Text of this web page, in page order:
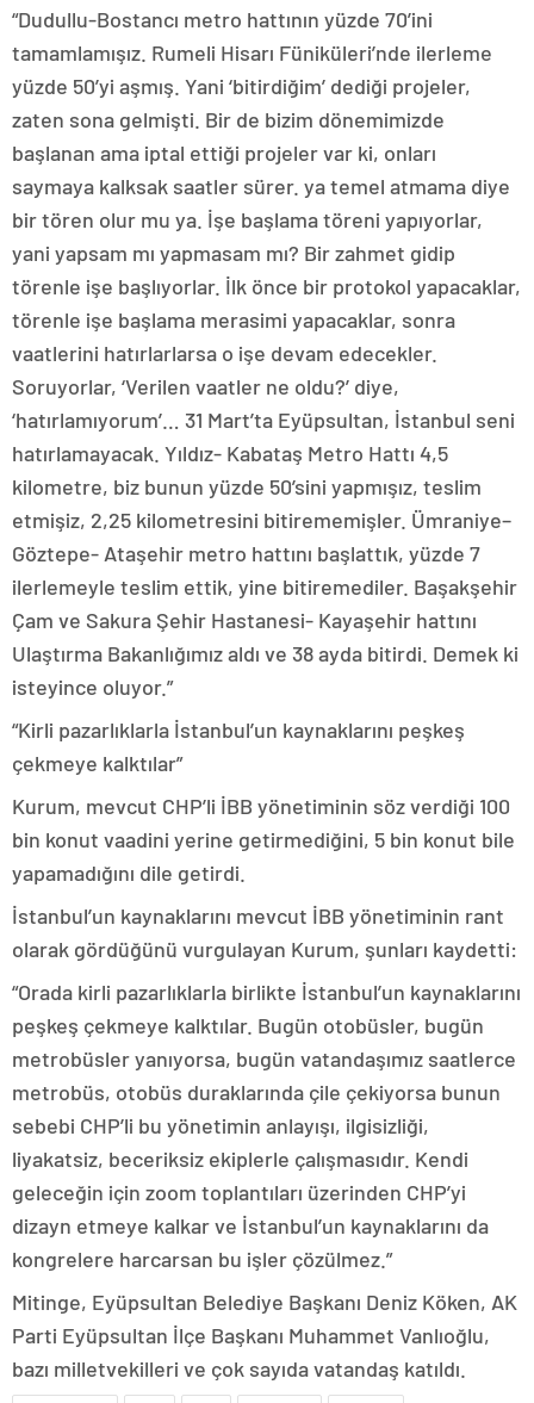
“Dudullu-Bostancı metro hattının yüzde 70’ini
tamamlamışız. Rumeli Hisarı Füniküleri’nde ilerleme
yüzde 50’yi aşmış. Yani ‘bitirdiğim’ dediği projeler,
zaten sona gelmişti. Bir de bizim dönemimizde
başlanan ama iptal ettiği projeler var ki, onları
saymaya kalksak saatler sürer. ya temel atmama diye
bir tören olur mu ya. İşe başlama töreni yapıyorlar,
yani yapsam mı yapmasam mı? Bir zahmet gidip
törenle işe başlıyorlar. İlk önce bir protokol yapacaklar,
törenle işe başlama merasimi yapacaklar, sonra
vaatlerini hatırlarlarsa o işe devam edecekler.
Soruyorlar, ‘Verilen vaatler ne oldu?’ diye,
‘hatırlamıyorum’… 31 Mart’ta Eyüpsultan, İstanbul seni
hatırlamayacak. Yıldız- Kabataş Metro Hattı 4,5
kilometre, biz bunun yüzde 50’sini yapmışız, teslim
etmişiz, 2,25 kilometresini bitirememişler. Ümraniye–
Göztepe- Ataşehir metro hattını başlattık, yüzde 7
ilerlemeyle teslim ettik, yine bitiremediler. Başakşehir
Çam ve Sakura Şehir Hastanesi- Kayaşehir hattını
Ulaştırma Bakanlığımız aldı ve 38 ayda bitirdi. Demek ki
isteyince oluyor.”
“Kirli pazarlıklarla İstanbul’un kaynaklarını peşkeş
çekmeye kalktılar”
Kurum, mevcut CHP’li İBB yönetiminin söz verdiği 100
bin konut vaadini yerine getirmediğini, 5 bin konut bile
yapamadığını dile getirdi.
İstanbul’un kaynaklarını mevcut İBB yönetiminin rant
olarak gördüğünü vurgulayan Kurum, şunları kaydetti:
“Orada kirli pazarlıklarla birlikte İstanbul’un kaynaklarını
peşkeş çekmeye kalktılar. Bugün otobüsler, bugün
metrobüsler yanıyorsa, bugün vatandaşımız saatlerce
metrobüs, otobüs duraklarında çile çekiyorsa bunun
sebebi CHP’li bu yönetimin anlayışı, ilgisizliği,
liyakatsiz, beceriksiz ekiplerle çalışmasıdır. Kendi
geleceğin için zoom toplantıları üzerinden CHP’yi
dizayn etmeye kalkar ve İstanbul’un kaynaklarını da
kongrelere harcarsan bu işler çözülmez.”
Mitinge, Eyüpsultan Belediye Başkanı Deniz Köken, AK
Parti Eyüpsultan İlçe Başkanı Muhammet Vanlıoğlu,
bazı milletvekilleri ve çok sayıda vatandaş katıldı.